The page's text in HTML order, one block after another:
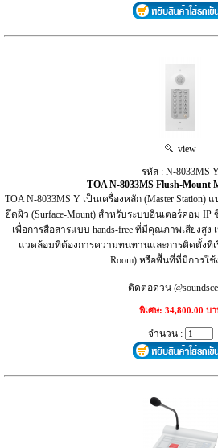
view
รหัส : N-8033MS
TOA N-8033MS Flush-Mount
TOA N-8033MS Y เป็นเครื่องหลัก (Master
ยึดผิว (Surface-Mount) สำหรับระบบอินเตอร์คอม IP
เพื่อการสื่อสารแบบ hands-free ที่มีคุณภาพเสียงสู
แวดล้อมที่ต้องการความทนทานและการติดตั้งที่เ
Room) หรือพื้นที่ที่มีการใ
ติดต่อด่วน
พิเศษ: 34,800.00 บา
จำนวน :